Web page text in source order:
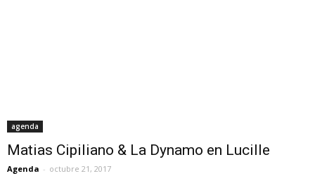
agenda
Matias Cipiliano & La Dynamo en Lucille
Agenda - octubre 21, 2017